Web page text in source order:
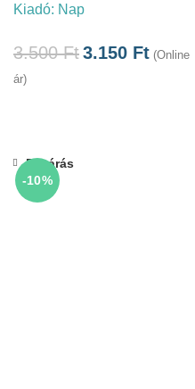
Kiadó: Nap
3.500Ft3.150 Ft (Online
ár)
-10%
Bezárás